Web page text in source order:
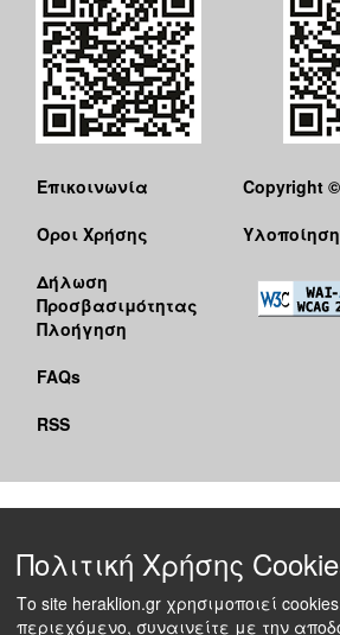
Επικοινωνία
Όροι Χρήσης
Δήλωση
Προσβασιμότητας
Πλοήγηση
FAQs
RSS
Copyright
Υλοποίηση
Πολιτική Χρήσης
Το site heraklion.gr χρησιμοποιεί
περιεχόμενο, συναινείτε με την